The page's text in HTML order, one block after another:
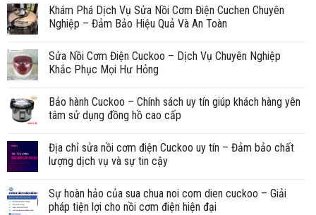
Khám Phá Dịch Vụ Sửa Nồi Cơm Điện Cuchen Chuyên
Nghiệp – Đảm Bảo Hiệu Quả Và An Toàn
Sửa Nồi Cơm Điện Cuckoo – Dịch Vụ Chuyên Nghiệp
Khắc Phục Mọi Hư Hỏng
Bảo hành Cuckoo – Chính sách uy tín giúp khách hàng yên
tâm sử dụng đồng hồ cao cấp
Địa chỉ sửa nồi cơm điện Cuckoo uy tín – Đảm bảo chất
lượng dịch vụ và sự tin cậy
Sự hoàn hảo của sua chua noi com dien cuckoo – Giải
pháp tiện lợi cho nồi cơm điện hiện đại